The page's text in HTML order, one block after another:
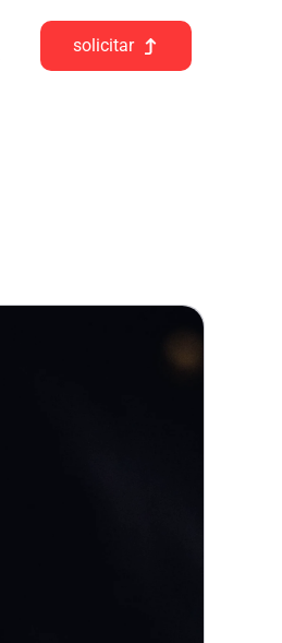
solicitar